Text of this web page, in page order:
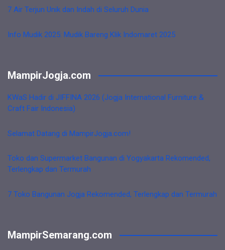
7 Air Terjun Unik dan Indah di Seluruh Dunia
Info Mudik 2025: Mudik Bareng Klik Indomaret 2025
MampirJogja.com
KWaS Hadir di JIFFINA 2026 (Jogja International Furniture &
Craft Fair Indonesia)
Selamat Datang di MampirJogja.com!
Toko dan Supermarket Bangunan di Yogyakarta Rekomended,
Terlengkap dan Termurah
7 Toko Bangunan Jogja Rekomended, Terlengkap dan Termurah
MampirSemarang.com